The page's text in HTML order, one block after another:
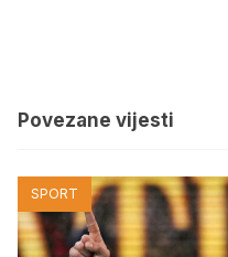
Povezane vijesti
SPORT